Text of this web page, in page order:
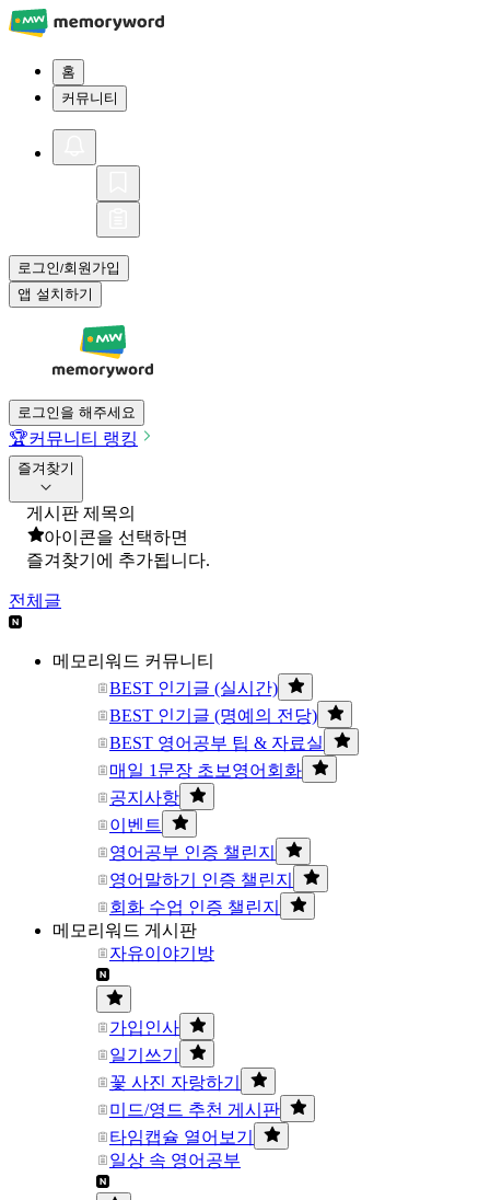
홈
커뮤니티
로그인/회원가입
앱 설치하기
로그인을 해주세요
🏆커뮤니티 랭킹
즐겨찾기
게시판 제목의
아이콘을 선택하면
즐겨찾기에 추가됩니다.
전체글
메모리워드 커뮤니티
BEST 인기글 (실시간)
BEST 인기글 (명예의 전당)
BEST 영어공부 팁 & 자료실
매일 1문장 초보영어회화
공지사항
이벤트
영어공부 인증 챌린지
영어말하기 인증 챌린지
회화 수업 인증 챌린지
메모리워드 게시판
자유이야기방
가입인사
일기쓰기
꽃 사진 자랑하기
미드/영드 추천 게시판
타임캡슐 열어보기
일상 속 영어공부